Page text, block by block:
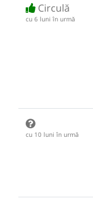
Circulă
cu 6 luni în urmă
cu 10 luni în urmă